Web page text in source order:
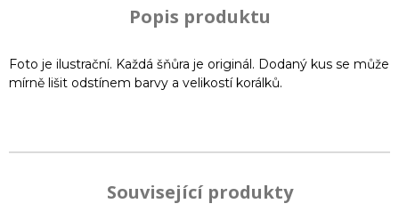
Popis produktu
Foto je ilustrační. Každá šňůra je originál. Dodaný kus se může
mírně lišit odstínem barvy a velikostí korálků.
Související produkty